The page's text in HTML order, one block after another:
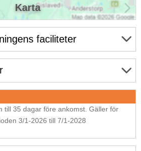
faciliteter
till 35 dagar före ankomst. Gäller för
3/1-2026 till 7/1-2028
Karta